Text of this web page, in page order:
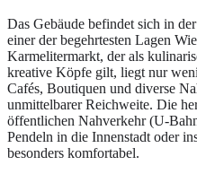
Das Gebäude befindet sich in
einer der begehrtesten Lagen
Karmelitermarkt, der als
kreative Köpfe gilt, liegt nur
Cafés, Boutiquen und diverse
unmittelbarer Reichweite. Die
öffentlichen Nahverkehr (U-
Pendeln in die Innenstadt oder
besonders komfortabel.